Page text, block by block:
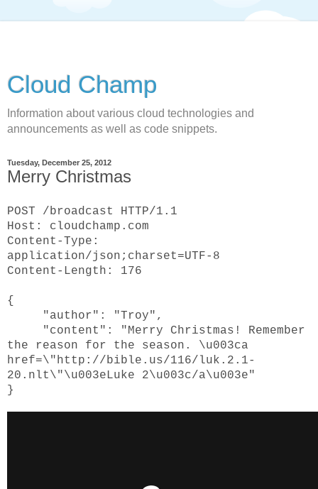
Cloud Champ
Information about various cloud technologies and
announcements as well as code snippets.
Tuesday, December 25, 2012
Merry Christmas
POST /broadcast HTTP/1.1
Host: cloudchamp.com
Content-Type:
application/json;charset=UTF-8
Content-Length: 176
{
"author": "Troy",
"content": "Merry Christmas! Remember
the reason for the season. \u003ca
href=\"http://bible.us/116/luk.2.1-
20.nlt\"\u003eLuke 2\u003c/a\u003e"
}